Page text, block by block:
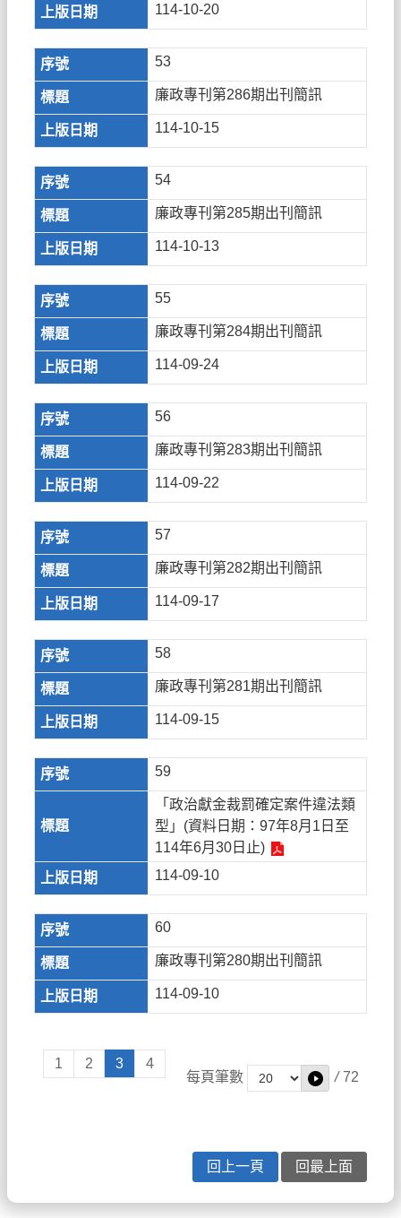
114-10-20
53
廉政專刊第286期出刊簡訊
114-10-15
54
廉政專刊第285期出刊簡訊
114-10-13
55
廉政專刊第284期出刊簡訊
114-09-24
56
廉政專刊第283期出刊簡訊
114-09-22
57
廉政專刊第282期出刊簡訊
114-09-17
58
廉政專刊第281期出刊簡訊
114-09-15
59
「政治獻金裁罰確定案件違法類
型」(資料日期：97年8月1日至
114年6月30日止)
114-09-10
60
廉政專刊第280期出刊簡訊
114-09-10
1 2 3
4
每頁筆數
/ 72
回上一頁 回最上面